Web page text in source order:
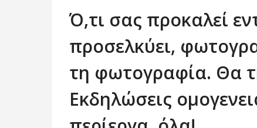
Ό,τι σας προκαλεί
προσελκύει,
τη φωτογραφία. Θα
Εκδηλώσεις